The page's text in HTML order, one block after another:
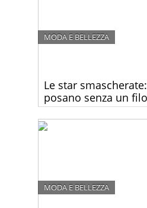
Le star
posano senza un
MODA E BELLEZZA
posare per la rivista W
trucco e senza il Photoshop.
MODA E BELLEZZA